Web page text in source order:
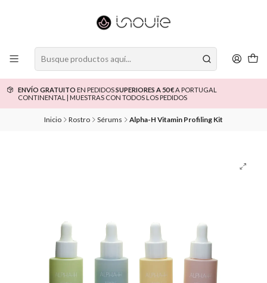
ENVÍO GRATUITO EN PEDIDOSSUPERIORES A 50 €A PORTUGAL
CONTINENTAL | MUESTRAS CON TODOS LOS PEDIDOS
Inicio Rostro Sérums Alpha-H Vitamin Profiling Kit